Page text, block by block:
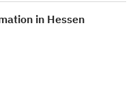
in Hessen